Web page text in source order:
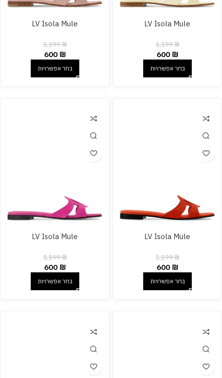
LV Isola Mule
1,199₪
600 ₪
בחר אפשרויות
LV Isola Mule
1,199₪
600 ₪
בחר אפשרויות
LV Isola Mule
1,199₪
600 ₪
בחר אפשרויות
LV Isola Mule
1,199₪
600 ₪
בחר אפשרויות